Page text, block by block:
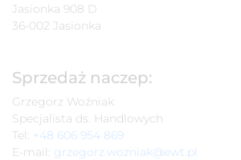
Jasionka 908 D
36-002 Jasionka
Sprzedaż naczep:
Grzegorz Woźniak
Specjalista ds. Handlowych
Tel: +48 606 954 869
E-mail: grzegorz.wozniak@ewt.pl